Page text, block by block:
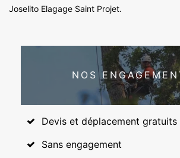
Joselito Elagage Saint Projet.
NOS
Devis et déplacement gratuits
Sans engagement